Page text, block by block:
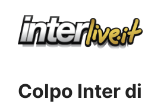
Colpo Inter di